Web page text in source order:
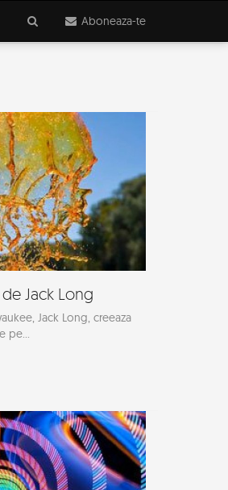
Aboneaza-te
Jack Long
Jack Long, creeaza
pe...